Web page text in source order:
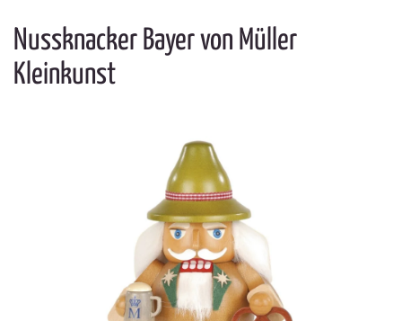
Nussknacker Bayer von Müller
Kleinkunst